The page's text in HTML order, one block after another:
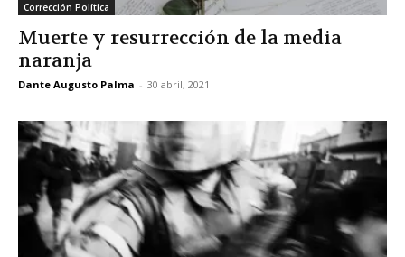
Corrección Política
Muerte y resurrección de la media
naranja
Dante Augusto Palma - 30 abril, 2021